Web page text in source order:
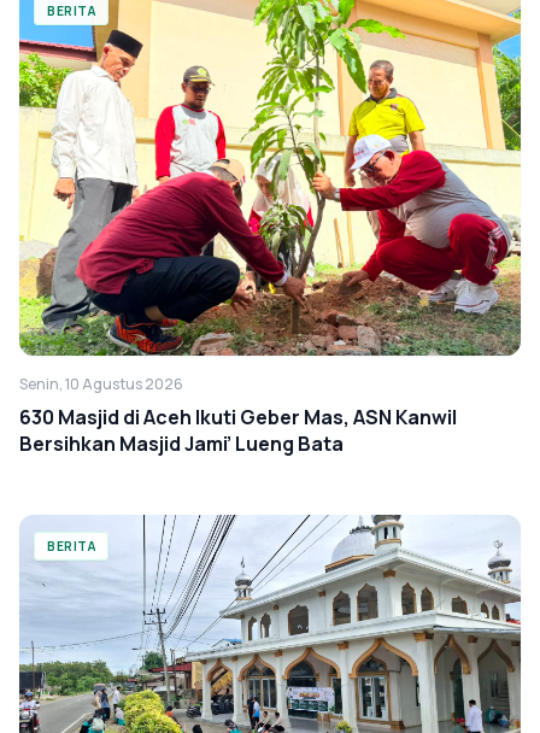
BERITA
Senin, 10 Agustus 2026
630 Masjid di Aceh Ikuti Geber Mas, ASN Kanwil
Bersihkan Masjid Jami’ Lueng Bata
BERITA